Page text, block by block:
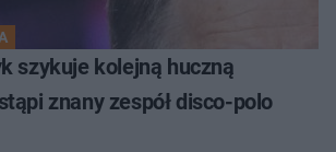
szykuje kolejną huczną
znany zespół disco-polo